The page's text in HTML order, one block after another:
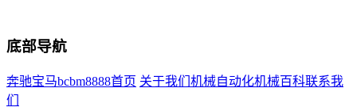
底部导航
奔驰宝马bcbm8888首页 关于我们 机械自动化机械百科联系我
们